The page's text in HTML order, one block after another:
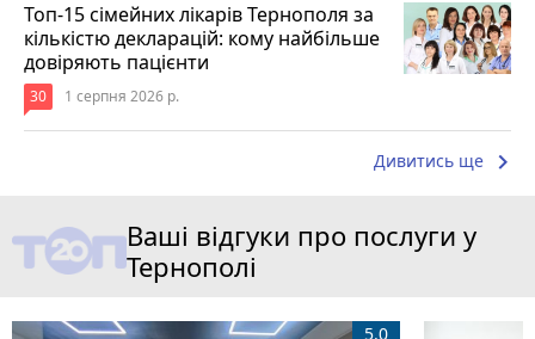
Топ-15 сімейних лікарів Тернополя за
кількістю декларацій: кому найбільше
довіряють пацієнти
30 1 серпня 2026 р.
Дивитись ще keyboard_arrow_right
Ваші відгуки про послуги у
Тернополі
5.0